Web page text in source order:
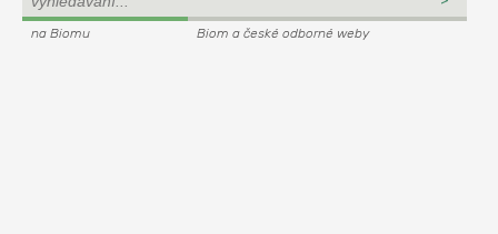
na Biomu Biom a české odborné weby